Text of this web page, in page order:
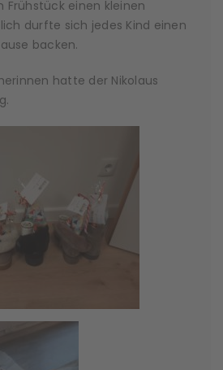
Frühstück einen kleinen
durfte sich jedes Kind einen
backen.
hatte der Nikolaus